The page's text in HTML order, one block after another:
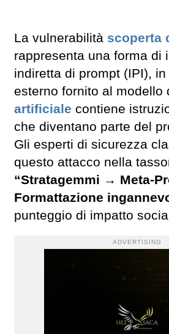
La vulnerabilità scoperta
rappresenta una forma di
indiretta di prompt (IPI),
esterno fornito al modello
artificiale contiene
che diventano parte del
Gli esperti di sicurezza
questo attacco nella
“Stratagemmi → Meta-
Formattazione
punteggio di impatto
ADVERTISING